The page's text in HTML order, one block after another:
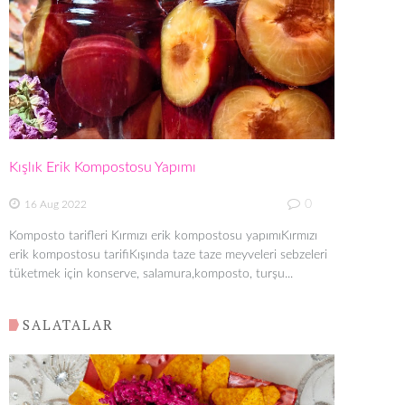
Kışlık Erik Kompostosu Yapımı
16 Aug 2022 0
Komposto tarifleri Kırmızı erik kompostosu yapımıKırmızı
erik kompostosu tarifiKışında taze taze meyveleri sebzeleri
tüketmek için konserve, salamura,komposto, turşu...
SALATALAR